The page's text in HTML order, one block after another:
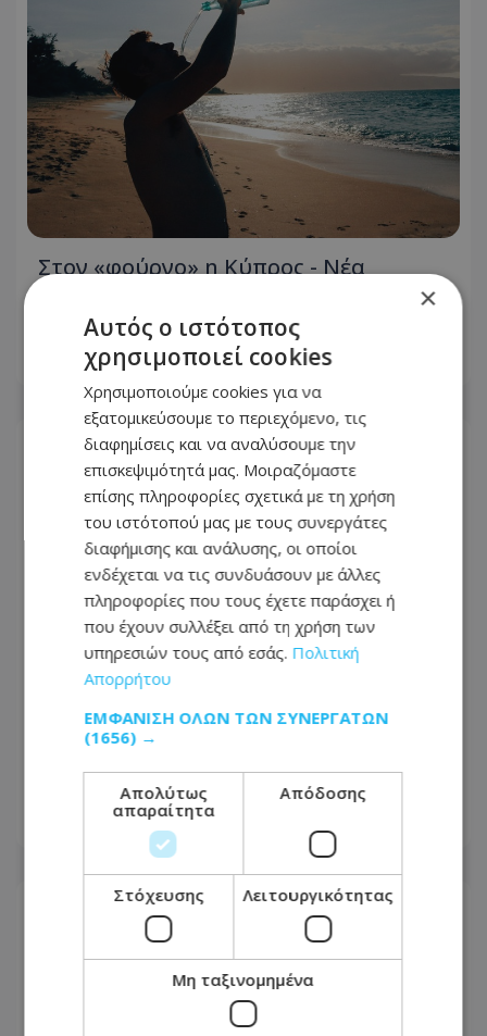
Στον «φούρνο» η Κύπρος - Νέα
κίτρινη προειδοποίηση, πότε θα τεθεί
σε ισχύ
10.08.2026 - 16:00
SOS στις παραλίες της Κύπρου:
Λείπουν ναυαγοσώστες – Οι 3
επαρχίες με τα μεγαλύτερα κενά
10.08.2026 - 15:41
×
Αυτός ο ιστότοπος
χρησιμοποιεί cookies
Χρησιμοποιούμε cookies για να
εξατομικεύσουμε το περιεχόμενο, τις
διαφημίσεις και να αναλύσουμε την
επισκεψιμότητά μας. Μοιραζόμαστε
επίσης πληροφορίες σχετικά με τη χρήση
του ιστότοπού μας με τους συνεργάτες
διαφήμισης και ανάλυσης, οι οποίοι
ενδέχεται να τις συνδυάσουν με άλλες
πληροφορίες που τους έχετε παράσχει ή
που έχουν συλλέξει από τη χρήση των
υπηρεσιών τους από εσάς. Πολιτική
Απορρήτου
ΕΜΦΆΝΙΣΗ ΌΛΩΝ ΤΩΝ ΣΥΝΕΡΓΑΤΏΝ
(1656) →
Απολύτως
απαραίτητα
Απόδοσης
Στόχευσης Λειτουργικότητας
Μη ταξινομημένα